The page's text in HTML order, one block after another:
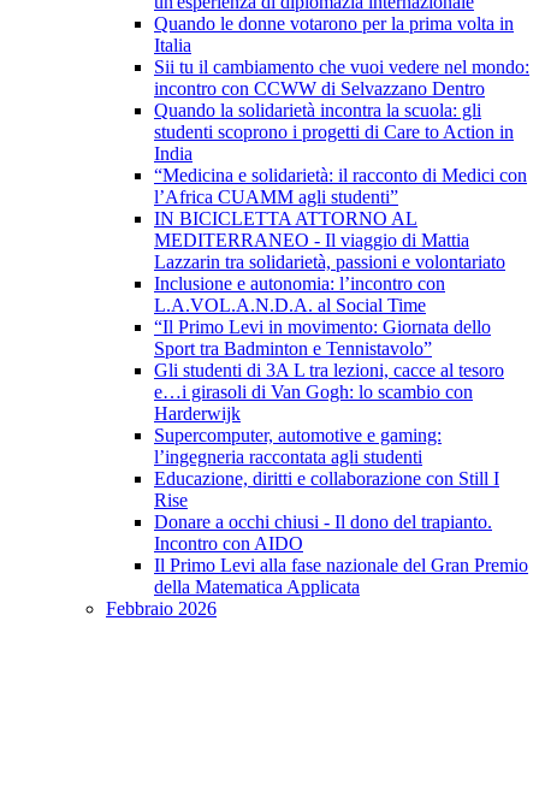
Quando le donne votarono per la prima volta in
Italia
Sii tu il cambiamento che vuoi vedere nel mondo:
incontro con CCWW di Selvazzano Dentro
Quando la solidarietà incontra la scuola: gli
studenti scoprono i progetti di Care to Action in
India
“Medicina e solidarietà: il racconto di Medici con
l’Africa CUAMM agli studenti”
IN BICICLETTA ATTORNO AL
MEDITERRANEO - Il viaggio di Mattia
Lazzarin tra solidarietà, passioni e volontariato
Inclusione e autonomia: l’incontro con
L.A.VOL.A.N.D.A. al Social Time
“Il Primo Levi in movimento: Giornata dello
Sport tra Badminton e Tennistavolo”
Gli studenti di 3A L tra lezioni, cacce al tesoro
e…i girasoli di Van Gogh: lo scambio con
Harderwijk
Supercomputer, automotive e gaming:
l’ingegneria raccontata agli studenti
Educazione, diritti e collaborazione con Still I
Rise
Donare a occhi chiusi - Il dono del trapianto.
Incontro con AIDO
Il Primo Levi alla fase nazionale del Gran Premio
della Matematica Applicata
Febbraio 2026